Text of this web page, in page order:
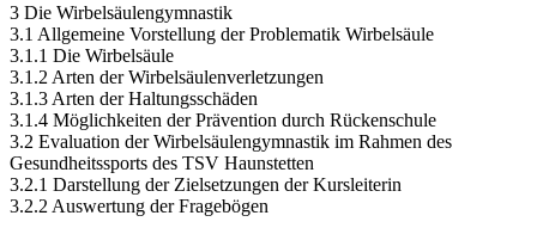
3 Die Wirbelsäulengymnastik
3.1 Allgemeine Vorstellung der Problematik Wirbelsäule
3.1.1 Die Wirbelsäule
3.1.2 Arten der Wirbelsäulenverletzungen
3.1.3 Arten der Haltungsschäden
3.1.4 Möglichkeiten der Prävention durch Rückenschule
3.2 Evaluation der Wirbelsäulengymnastik im Rahmen des
Gesundheitssports des TSV Haunstetten
3.2.1 Darstellung der Zielsetzungen der Kursleiterin
3.2.2 Auswertung der Fragebögen